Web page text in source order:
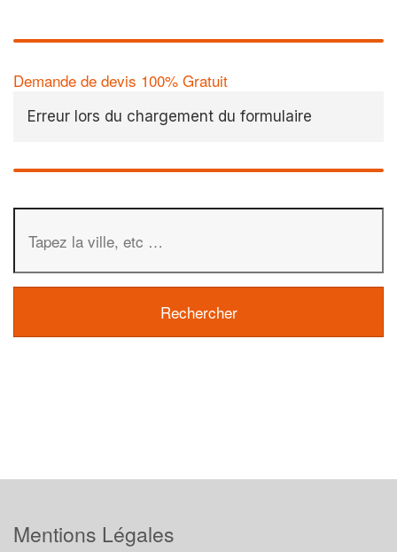
Demande de devis 100% Gratuit
Erreur lors du chargement du formulaire
Mentions Légales